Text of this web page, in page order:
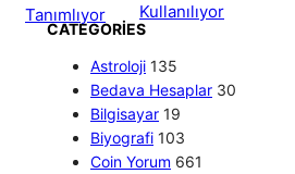
CATEGORIES
Astroloji 135
Bedava Hesaplar 30
Bilgisayar 19
Biyografi 103
Coin Yorum 661